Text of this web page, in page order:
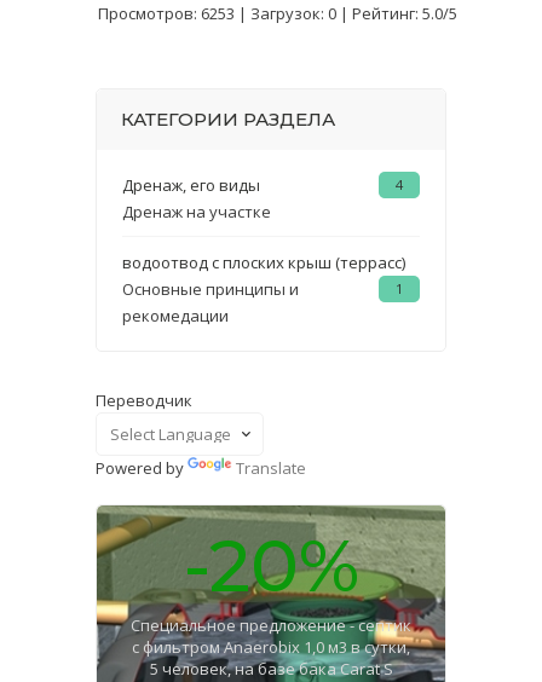
Просмотров: 6253 | Загрузок: 0 | Рейтинг: 5.0/5
КАТЕГОРИИ РАЗДЕЛА
Дренаж, его виды 4
Дренаж на участке
водоотвод с плоских крыш (террасс)
1
Основные принципы и
рекомедации
Переводчик
Powered by Translate
-20%
Специальное предложение - септик
с фильтром Anaerobix 1,0 м3 в сутки,
5 человек, на базе бака Carat S